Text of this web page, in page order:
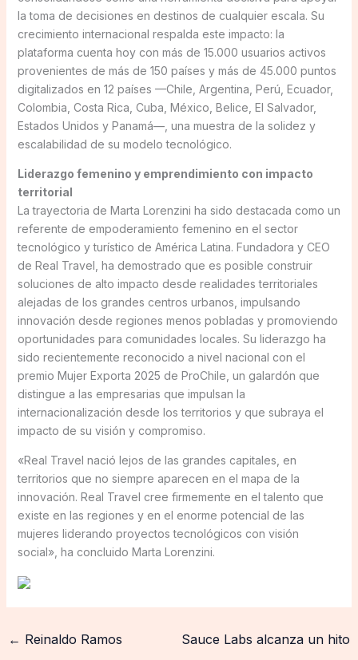
la toma de decisiones en destinos de cualquier escala. Su
crecimiento internacional respalda este impacto: la
plataforma cuenta hoy con más de 15.000 usuarios activos
provenientes de más de 150 países y más de 45.000 puntos
digitalizados en 12 países —Chile, Argentina, Perú, Ecuador,
Colombia, Costa Rica, Cuba, México, Belice, El Salvador,
Estados Unidos y Panamá—, una muestra de la solidez y
escalabilidad de su modelo tecnológico.
Liderazgo femenino y emprendimiento con impacto
territorial
La trayectoria de Marta Lorenzini ha sido destacada como un
referente de empoderamiento femenino en el sector
tecnológico y turístico de América Latina. Fundadora y CEO
de Real Travel, ha demostrado que es posible construir
soluciones de alto impacto desde realidades territoriales
alejadas de los grandes centros urbanos, impulsando
innovación desde regiones menos pobladas y promoviendo
oportunidades para comunidades locales. Su liderazgo ha
sido recientemente reconocido a nivel nacional con el
premio Mujer Exporta 2025 de ProChile, un galardón que
distingue a las empresarias que impulsan la
internacionalización desde los territorios y que subraya el
impacto de su visión y compromiso.
«Real Travel nació lejos de las grandes capitales, en
territorios que no siempre aparecen en el mapa de la
innovación. Real Travel cree firmemente en el talento que
existe en las regiones y en el enorme potencial de las
mujeres liderando proyectos tecnológicos con visión
social», ha concluido Marta Lorenzini.
← Reinaldo Ramos
Sauce Labs alcanza un hito